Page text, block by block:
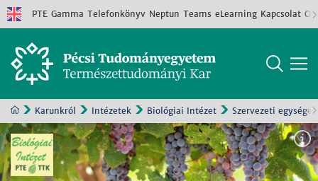
PTE Gamma Telefonkönyv Neptun Teams eLearning Kapcsolat
Karunkról Intézetek Biológiai Intézet Szervezeti egységek